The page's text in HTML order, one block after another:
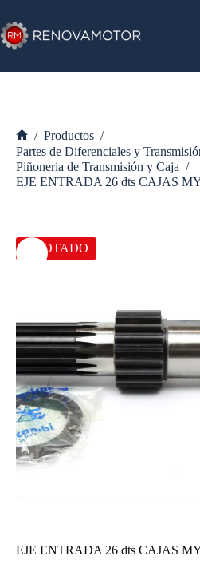
al
contenido
Inicio
/ Productos /
Partes de Diferenciales y
Piñoneria de Transmisión y Caja /
EJE ENTRADA 26 dts CAJAS
AGOTADO
EJE ENTRADA 26 dts CAJAS